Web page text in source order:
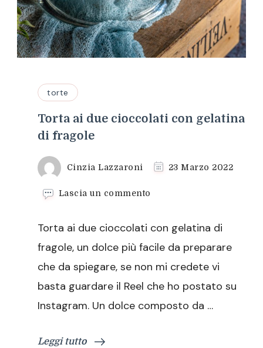
torte
Torta ai due cioccolati con gelatina
di fragole
Cinzia Lazzaroni 23 Marzo 2022
Lascia un commento
due
cioccolati
gelatina
fragole
Torta ai due cioccolati con gelatina di
fragole, un dolce più facile da preparare
che da spiegare, se non mi credete vi
basta guardare il Reel che ho postato su
Instagram. Un dolce composto da …
Leggi tutto